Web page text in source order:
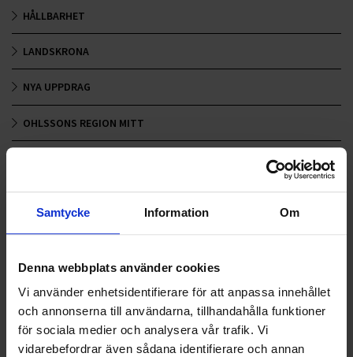
Samtycke Information Om
Denna webbplats använder cookies
Vi använder enhetsidentifierare för att anpassa innehållet
och annonserna till användarna, tillhandahålla funktioner
för sociala medier och analysera vår trafik. Vi
vidarebefordrar även sådana identifierare och annan
HÅLLBARHET
LANDSKRONA
NYA UPPDRAG
OHLSSONS REGION MITT
OHLSSONS REGION VÄST
OHLSSONSKOLLEGOR
RENHÅLLNING
SAMARBETEN
SOCIALT ANSVAR